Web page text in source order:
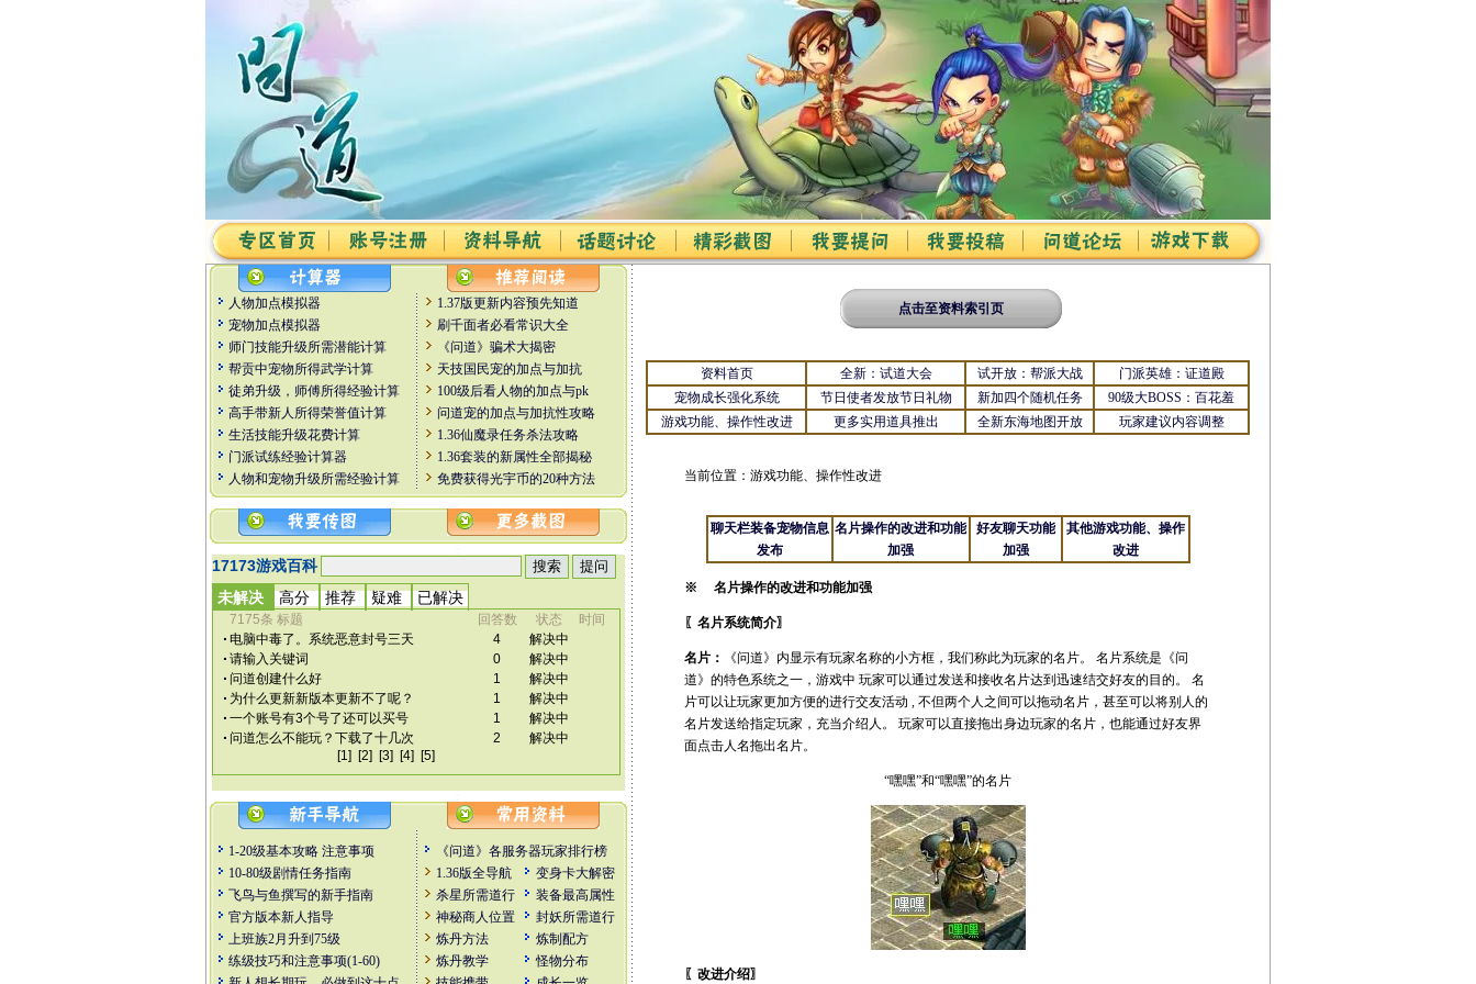
人物加点模拟器
宠物加点模拟器
师门技能升级所需潜能计算
帮贡中宠物所得武学计算
徒弟升级，师傅所得经验计算
高手带新人所得荣誉值计算
生活技能升级花费计算
门派试练经验计算器
人物和宠物升级所需经验计算
1.37版更新内容预先知道
刷千面者必看常识大全
《问道》骗术大揭密
天技国民宠的加点与加抗
100级后看人物的加点与pk
问道宠的加点与加抗性攻略
1.36仙魔录任务杀法攻略
1.36套装的新属性全部揭秘
免费获得光宇币的20种方法
1-20级基本攻略 注意事项
10-80级剧情任务指南
飞鸟与鱼撰写的新手指南
官方版本新人指导
上班族2月升到75级
练级技巧和注意事项(1-60)
《问道》各服务器玩家排行榜
1.36版全导航
变身卡大解密
杀星所需道行
装备最高属性
神秘商人位置
封妖所需道行
炼丹方法
炼制配方
炼丹教学
怪物分布
点击至资料索引页
资料首页 全新：试道大会 试开放：帮派大战
门派英雄：证道殿
宠物成长强化系统
节日使者发放节日礼物 新加四个随机任务
90级大BOSS：百花羞
游戏功能、操作性改进
更多实用道具推出 全新东海地图开放 玩家建议内容调整
当前位置： 游戏功能、操作性改进
聊天栏装备宠物信息
发布
名片操作的改进和功能
加强
好友聊天功能
加强
其他游戏功能、操作
改进
※ 名片操作的改进和功能加强
〖名片系统简介〗
名片：
《问道》内显示有玩家名称的小方框，我们称此为玩家的名片。 名片系统是《问
道》的特色系统之一，游戏中 玩家可以通过发送和接收名片达到迅速结交好友的目的。 名
片可以让玩家更加方便的进行交友活动 , 不但两个人之间可以拖动名片，甚至可以将别人的
名片发送给指定玩家，充当介绍人。 玩家可以直接拖出身边玩家的名片，也能通过好友界
面点击人名拖出名片。
“嘿嘿”和“嘿嘿”的名片
〖改进介绍〗